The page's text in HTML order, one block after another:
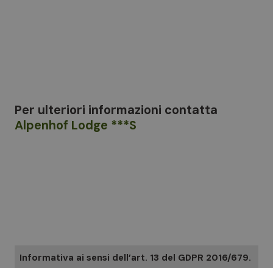
Per ulteriori informazioni contatta
Alpenhof Lodge ***S
Informativa ai sensi dell’art. 13 del GDPR 2016/679.